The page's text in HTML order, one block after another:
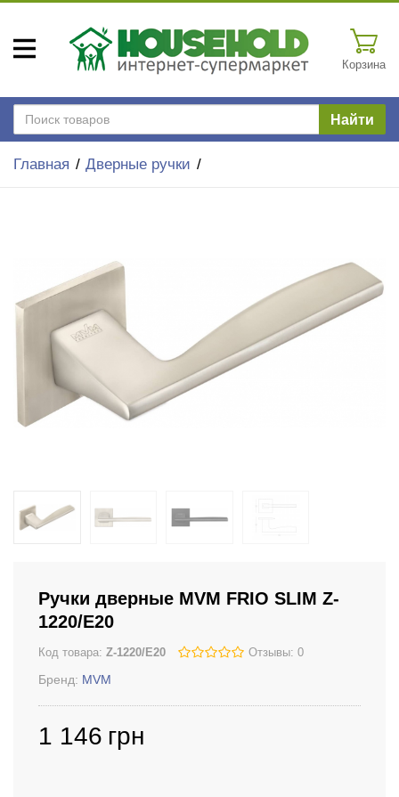
Корзина
Найти
Главная Дверные ручки
Ручки дверные MVM FRIO SLIM Z-
1220/E20
Код товара: Z-1220/E20 Отзывы: 0
Бренд: MVM
1 146 грн